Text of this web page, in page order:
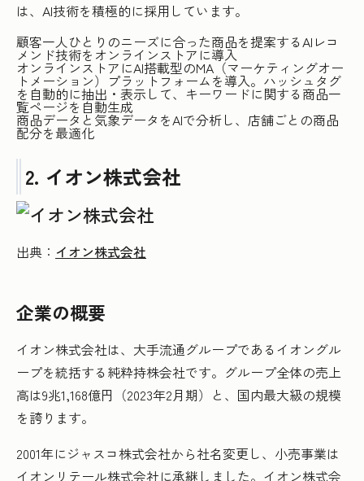
は、AI技術を積極的に採用しています。
顧客一人ひとりのニーズに合った商品を提案するAIレコ
メンド技術をオンラインストアに導入
オンラインストアにAI搭載型のMA（マーケティングオー
トメーション）プラットフォームを導入。ハッシュタグ
を自動的に抽出・表示して、キーワードに関する商品一
覧ページを自動生成
商品データと気象データをAIで分析し、店舗ごとの商品
配分を最適化
2. イオン株式会社
出典： イオン株式会社
企業の概要
イオン株式会社は、大手流通グループであるイオングル
ープを統括する純粋持株会社です。グループ全体の売上
高は9兆1,168億円（2023年2月期）と、国内最大級の規模
を誇ります。
2001年にジャスコ株式会社から社名変更し、小売事業は
イオンリテール株式会社に承継しました。イオン株式会